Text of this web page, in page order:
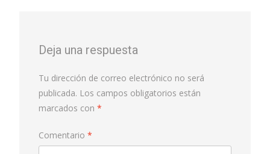
Deja una respuesta
Tu dirección de correo electrónico no será
publicada. Los campos obligatorios están
marcados con *
Comentario *